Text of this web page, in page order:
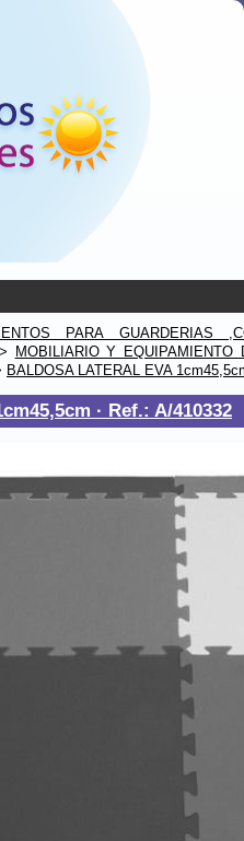
PARA GUARDERIAS
>
MOBILIARIO Y EQUIPAMIENTO
BALDOSA LATERAL EVA
· Ref.: A/410332